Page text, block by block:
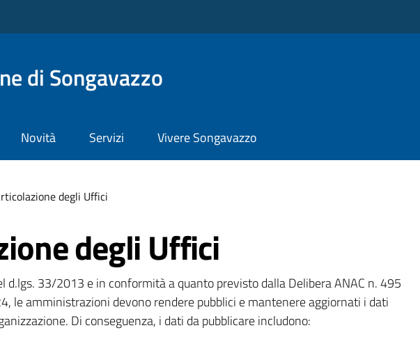
di Songavazzo
Novità Servizi Vivere Songavazzo
degli Uffici
degli Uffici
d.lgs. 33/2013 e in conformità a quanto previsto dalla Delibera ANAC n. 495
le amministrazioni devono rendere pubblici e mantenere aggiornati i dati
Di conseguenza, i dati da pubblicare includono: